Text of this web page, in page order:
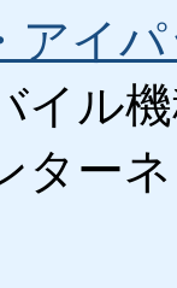
アイ
イル
ター